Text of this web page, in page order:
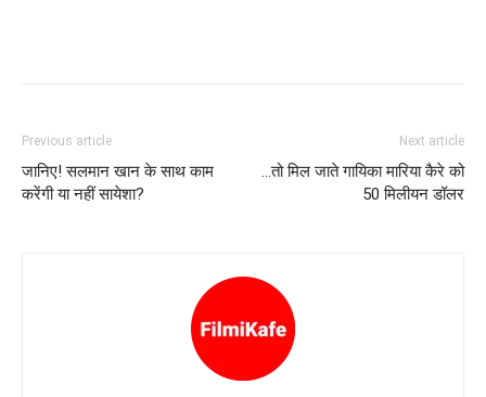
Previous article
जानिए! सलमान खान के साथ काम
करेंगी या नहीं सायेशा?
Next article
…तो मिल जाते गायिका मारिया कैरे को
50 मिलीयन डॉलर